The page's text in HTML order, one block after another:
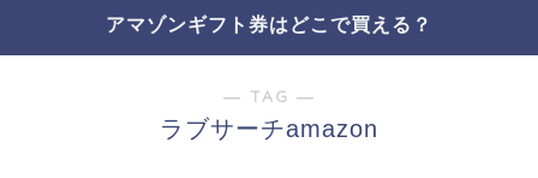
アマゾンギフト券はどこで買える？
― TAG ―
ラブサーチamazon